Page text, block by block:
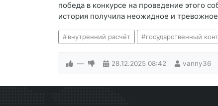
победа в конкурсе на проведение этого
история получила неожидное и тревожное
внутренний расчёт государственный
— 28.12.2025 08:42 vanny36